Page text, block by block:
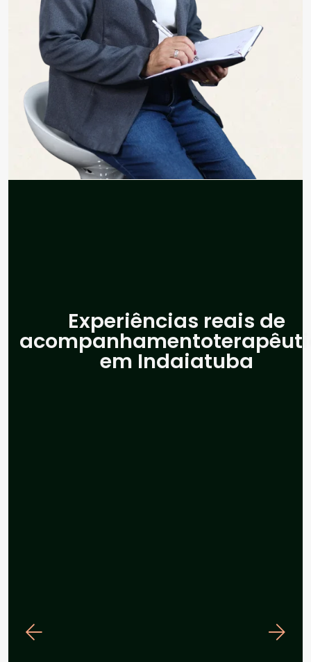
Experiências reais de
em Indaiatuba